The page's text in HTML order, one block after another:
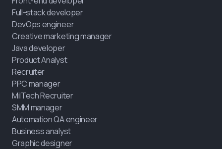
Full-stack developer
DevOps engineer
Creative marketing manager
Java developer
Product Analyst
Recruiter
PPC manager
MilTech Recruiter
SMM manager
Automation QA engineer
Business analyst
Graphic designer